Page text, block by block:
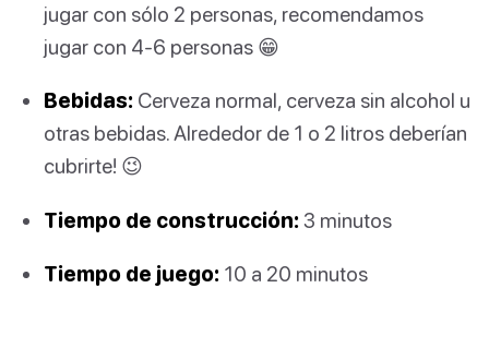
jugar con sólo 2 personas, recomendamos
jugar con 4-6 personas 😁
Bebidas: Cerveza normal, cerveza sin alcohol u
otras bebidas. Alrededor de 1 o 2 litros deberían
cubrirte! 😉
Tiempo de construcción: 3 minutos
Tiempo de juego: 10 a 20 minutos